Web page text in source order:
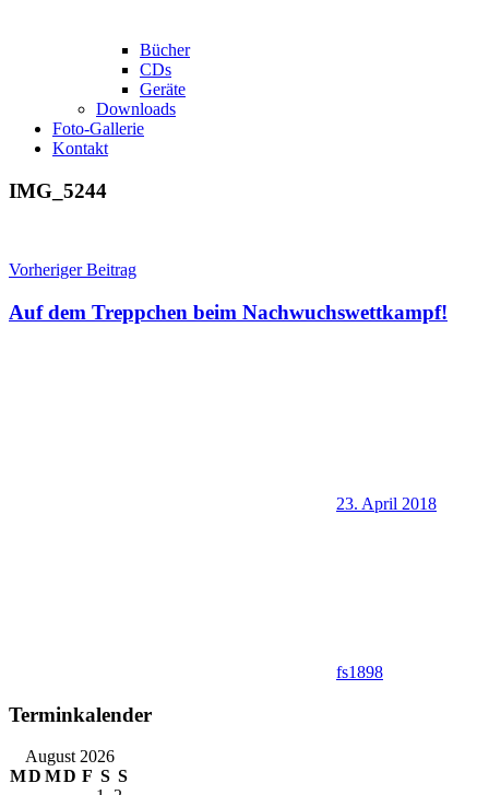
Bücher
CDs
Geräte
Downloads
Foto-Gallerie
Kontakt
IMG_5244
Beitragsnavigation
Vorheriger Beitrag
Auf dem Treppchen beim Nachwuchswettkampf!
23. April 2018
fs1898
Terminkalender
August 2026
MD MD F S S